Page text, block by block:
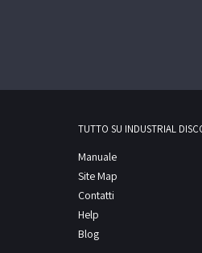
TUTTO SU INDUSTRIAL
Manuale
Site Map
Contatti
Help
Blog